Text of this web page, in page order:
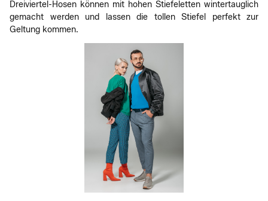
Dreiviertel-Hosen können mit hohen Stiefeletten wintertauglich
gemacht werden und lassen die tollen Stiefel perfekt zur
Geltung kommen.